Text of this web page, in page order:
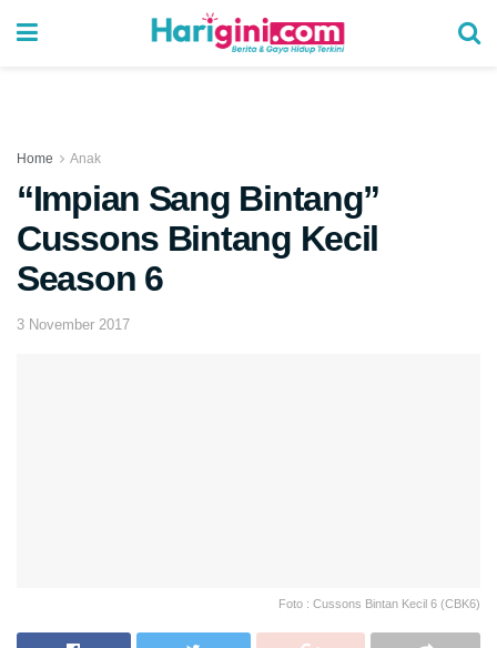
Home Anak
“Impian Sang Bintang”
Cussons Bintang Kecil
Season 6
3 November 2017
Foto : Cussons Bintan Kecil 6 (CBK6)